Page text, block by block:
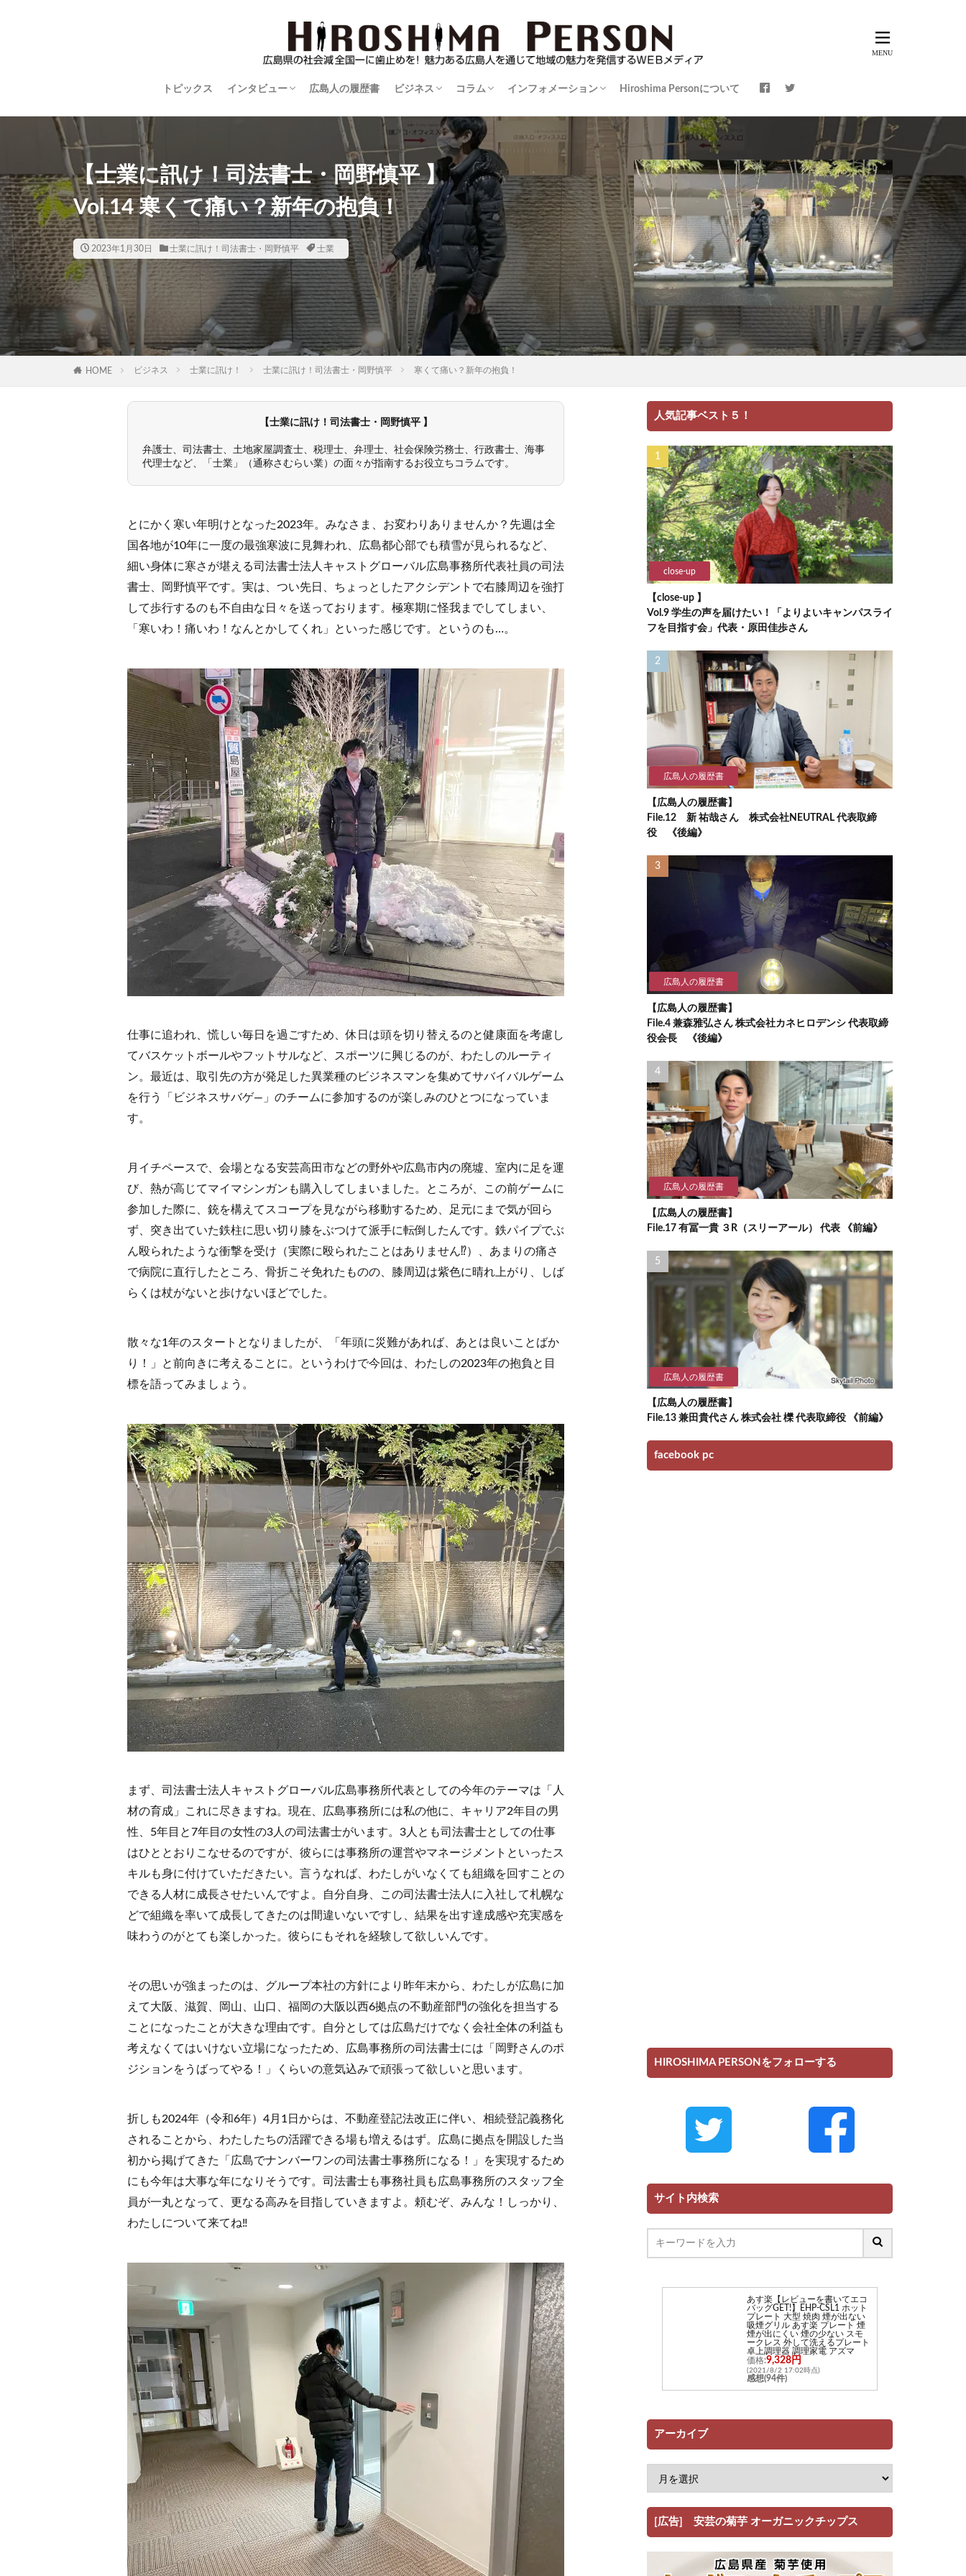
トピックス インタビュー
STYLISH WOMAN
広島ものづくり列伝
世界に羽ばたく広島人
平和の語り部
close-up
広島人の履歴書 ビジネス
暮楽人（くらうど）の住まい学
伊達男が行く！
士業に訊け！
広島ものづくり列伝
防災を学ぶ
コラム
逸材登場！
カメラマンかく語りき
おばＤの映像玉手箱
コンテンツは負けない
渓流を訪ねて
ゴルフでボディメイキング！
酒比べ！酒探し！
広島シネマ追想記～朝日会館のおもひで～
三度の飯より野球じゃけん
実践！里山生活術
猫を造る人～正木卓の世界～
マダムジュンの快適手帖
街場の名店
名盤紀行
インフォメーション
情報告知板
Hiroshima Personについて
【士業に訊け！司法書士・岡野慎平 】
Vol.14 寒くて痛い？新年の抱負！
2023年1月30日 士業に訊け！司法書士・岡野慎平 士業
HOME ビジネス 士業に訊け！ 士業に訊け！司法書士・岡野慎平 寒くて痛い？新年の抱負！
【士業に訊け！司法書士・岡野慎平 】
弁護士、司法書士、土地家屋調査士、税理士、弁理士、社会保険労務士、行政書士、海事
代理士など、「士業」（通称さむらい業）の面々が指南するお役立ちコラムです。
とにかく寒い年明けとなった2023年。みなさま、お変わりありませんか？先週は全
国各地が10年に一度の最強寒波に見舞われ、広島都心部でも積雪が見られるなど、
細い身体に寒さが堪える司法書士法人キャストグローバル広島事務所代表社員の司法
書士、岡野慎平です。実は、つい先日、ちょっとしたアクシデントで右膝周辺を強打
して歩行するのも不自由な日々を送っております。極寒期に怪我までしてしまい、
「寒いわ！痛いわ！なんとかしてくれ」といった感じです。というのも…。
仕事に追われ、慌しい毎日を過ごすため、休日は頭を切り替えるのと健康面を考慮し
てバスケットボールやフットサルなど、スポーツに興じるのが、わたしのルーティ
ン。最近は、取引先の方が発足した異業種のビジネスマンを集めてサバイバルゲーム
を行う「ビジネスサバゲ―」のチームに参加するのが楽しみのひとつになっていま
す。
月イチペースで、会場となる安芸高田市などの野外や広島市内の廃墟、室内に足を運
び、熱が高じてマイマシンガンも購入してしまいました。ところが、この前ゲームに
参加した際に、銃を構えてスコープを見ながら移動するため、足元にまで気が回ら
ず、突き出ていた鉄柱に思い切り膝をぶつけて派手に転倒したんです。鉄パイプでぶ
ん殴られたような衝撃を受け（実際に殴られたことはありません⁉）、あまりの痛さ
で病院に直行したところ、骨折こそ免れたものの、膝周辺は紫色に晴れ上がり、しば
らくは杖がないと歩けないほどでした。
散々な1年のスタートとなりましたが、「年頭に災難があれば、あとは良いことばか
り！」と前向きに考えることに。というわけで今回は、わたしの2023年の抱負と目
標を語ってみましょう。
まず、司法書士法人キャストグローバル広島事務所代表としての今年のテーマは「人
材の育成」これに尽きますね。現在、広島事務所には私の他に、キャリア2年目の男
性、5年目と7年目の女性の3人の司法書士がいます。3人とも司法書士としての仕事
はひととおりこなせるのですが、彼らには事務所の運営やマネージメントといったス
キルも身に付けていただきたい。言うなれば、わたしがいなくても組織を回すことの
できる人材に成長させたいんですよ。自分自身、この司法書士法人に入社して札幌な
どで組織を率いて成長してきたのは間違いないですし、結果を出す達成感や充実感を
味わうのがとても楽しかった。彼らにもそれを経験して欲しいんです。
その思いが強まったのは、グループ本社の方針により昨年末から、わたしが広島に加
えて大阪、滋賀、岡山、山口、福岡の大阪以西6拠点の不動産部門の強化を担当する
ことになったことが大きな理由です。自分としては広島だけでなく会社全体の利益も
考えなくてはいけない立場になったため、広島事務所の司法書士には「岡野さんのポ
ジションをうばってやる！」くらいの意気込みで頑張って欲しいと思います。
折しも2024年（令和6年）4月1日からは、不動産登記法改正に伴い、相続登記義務化
されることから、わたしたちの活躍できる場も増えるはず。広島に拠点を開設した当
初から掲げてきた「広島でナンバーワンの司法書士事務所になる！」を実現するため
にも今年は大事な年になりそうです。司法書士も事務社員も広島事務所のスタッフ全
員が一丸となって、更なる高みを目指していきますよ。頼むぞ、みんな！しっかり、
わたしについて来てね‼
人気記事ベスト５！
close-up
【close-up 】
Vol.9 学生の声を届けたい！「よりよいキャンパスライ
フを目指す会」代表・原田佳歩さん
広島人の履歴書
【広島人の履歴書】
File.12 新 祐哉さん 株式会社NEUTRAL 代表取締
役 《後編》
広島人の履歴書
【広島人の履歴書】
File.4 兼森雅弘さん 株式会社カネヒロデンシ 代表取締
役会長 《後編》
広島人の履歴書
【広島人の履歴書】
File.17 有冨一貴 ３R（スリーアール） 代表 《前編》
広島人の履歴書
【広島人の履歴書】
File.13 兼田貴代さん 株式会社 櫟 代表取締役 《前編》
facebook pc
HIROSHIMA PERSONをフォローする
サイト内検索
あす楽【レビューを書いてエコ
バッグGET!】EHP-CSL1 ホット
プレート 大型 焼肉 煙が出ない
吸煙グリル あす楽 プレート 煙
煙が出にくい 煙の少ない スモ
ークレス 外して洗えるプレート
卓上調理器 調理家電 アズマ
価格:9,328円
(2021/8/2 17:02時点)
感想(94件)
アーカイブ
[広告] 安芸の菊芋 オーガニックチップス